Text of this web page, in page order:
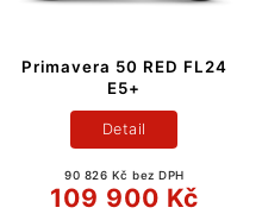
Primavera 50 RED FL24
E5+
90 826 Kč bez DPH
109 900 Kč
Detail